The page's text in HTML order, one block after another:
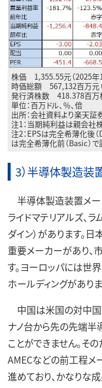
株価 1,355.55元（2025年
時価総額 567,132百万元
発行済株数 418.378百万
単位：百万ドル、％、倍
出所：会社資料より楽天証
注1：当期純利益は親会社
注2：EPSは完全希薄化後
は完全希薄化前（Basic）で
3）半導体製造装
半導体製造装置メー
ライドマテリアルズ、ラ
ダイン）があります。
重要メーカーがあり、
す。ヨーロッパには世
ホールディングがありま
中国は米国の対中
ナノ台から先の先端
ことができません。その
AMECなどの前工程メ
進めており、かなりな